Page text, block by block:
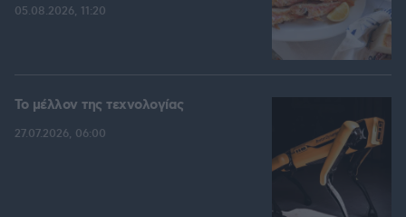
05.08.2026, 11:20
Το μέλλον της τεχνολογίας
27.07.2026, 06:00